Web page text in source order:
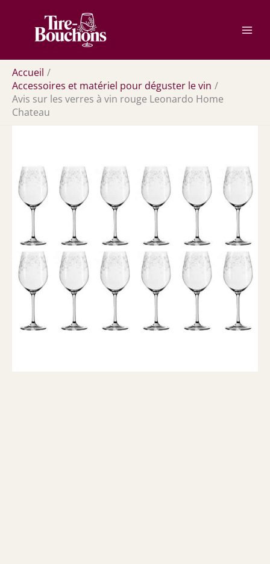
contenu
Accueil
Accessoires et matériel pour déguster le vin
Avis sur les verres à vin rouge Leonardo Home
Chateau